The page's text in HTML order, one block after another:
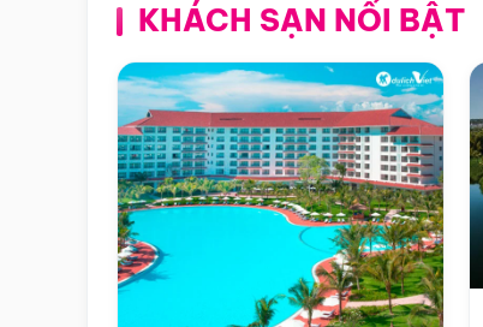
KHÁCH SẠN NỔI BẬT